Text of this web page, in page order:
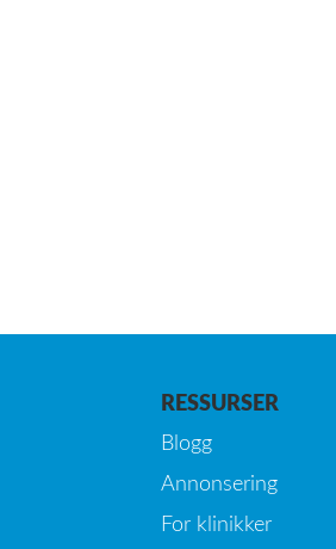
RESSURSER
Blogg
Annonsering
For klinikker